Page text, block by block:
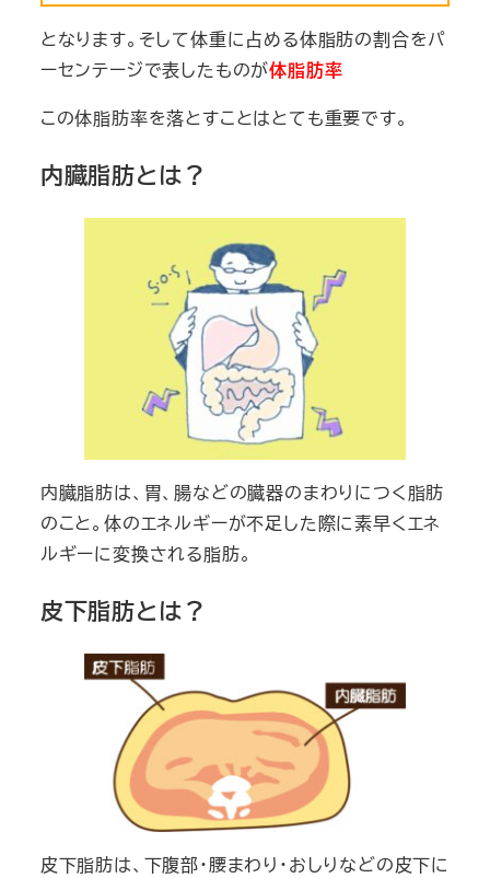
となります。そして体重に占める体脂肪の割合をパ
ーセンテージで表したものが体脂肪率
この体脂肪率を落とすことはとても重要です。
内臓脂肪とは？
内臓脂肪は、胃、腸などの臓器のまわりにつく脂肪
のこと。体のエネルギーが不足した際に素早くエネ
ルギーに変換される脂肪。
皮下脂肪とは？
皮下脂肪は、下腹部・腰まわり・おしりなどの皮下に